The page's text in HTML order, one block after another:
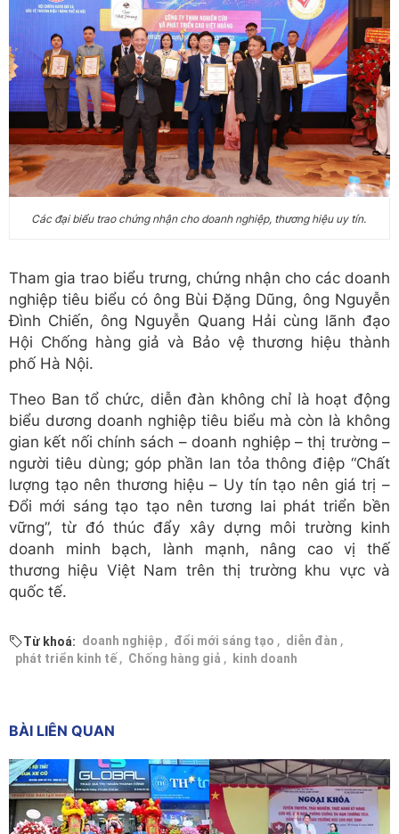
Các đại biểu trao chứng nhận cho doanh nghiệp, thương hiệu uy tín.
Tham gia trao biểu trưng, chứng nhận cho các doanh
nghiệp tiêu biểu có ông Bùi Đặng Dũng, ông Nguyễn
Đình Chiến, ông Nguyễn Quang Hải cùng lãnh đạo
Hội Chống hàng giả và Bảo vệ thương hiệu thành
phố Hà Nội.
Theo Ban tổ chức, diễn đàn không chỉ là hoạt động
biểu dương doanh nghiệp tiêu biểu mà còn là không
gian kết nối chính sách – doanh nghiệp – thị trường –
người tiêu dùng; góp phần lan tỏa thông điệp “Chất
lượng tạo nên thương hiệu – Uy tín tạo nên giá trị –
Đổi mới sáng tạo tạo nên tương lai phát triển bền
vững”, từ đó thúc đẩy xây dựng môi trường kinh
doanh minh bạch, lành mạnh, nâng cao vị thế
thương hiệu Việt Nam trên thị trường khu vực và
quốc tế.
Từ khoá: doanh nghiệp , đổi mới sáng tạo , diễn đàn ,
phát triển kinh tế , Chống hàng giả , kinh doanh
BÀI LIÊN QUAN